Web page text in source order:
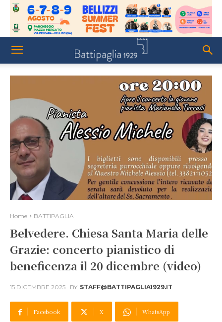
Home BATTIPAGLIA
Belvedere. Chiesa Santa Maria delle
Grazie: concerto pianistico di
beneficenza il 20 dicembre (video)
15 DICEMBRE 2025 BY STAFF@BATTIPAGLIA1929.IT
Facebook X WhatsApp